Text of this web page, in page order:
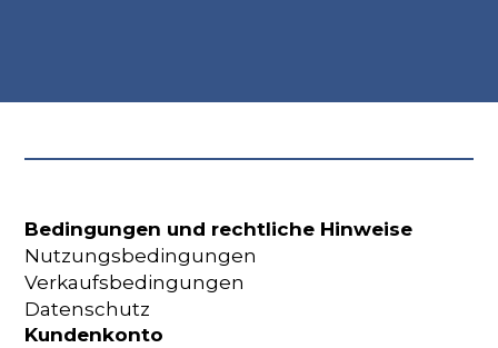
Bedingungen und rechtliche Hinweise
Nutzungsbedingungen
Verkaufsbedingungen
Datenschutz
Kundenkonto